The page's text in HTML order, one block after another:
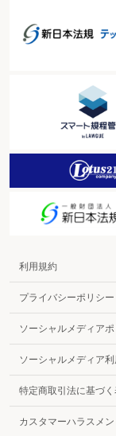
利用規約
プライバシーポリシー
ソーシャルメディア
ソーシャルメディア
特定商取引法に基づ
カスタマーハラスメ